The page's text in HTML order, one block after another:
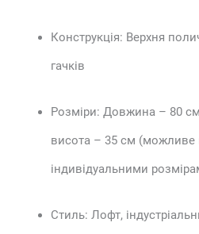
Конструкція: Верхня
гачків
Розміри: Довжина – 80
висота – 35 см (можливе
індивідуальними
Стиль: Лофт,